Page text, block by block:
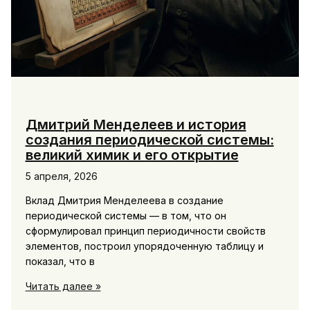
Дмитрий Менделеев и история
создания периодической системы:
великий химик и его открытие
5 апреля, 2026
Вклад Дмитрия Менделеева в создание
периодической системы — в том, что он
сформулировал принцип периодичности свойств
элементов, построил упорядоченную таблицу и
показал, что в
Дмитрий
Читать далее »